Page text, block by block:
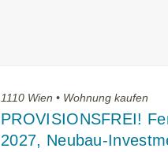
1110 Wien • Wohnung kaufen
PROVISIONSFREI!
2027, Neubau-